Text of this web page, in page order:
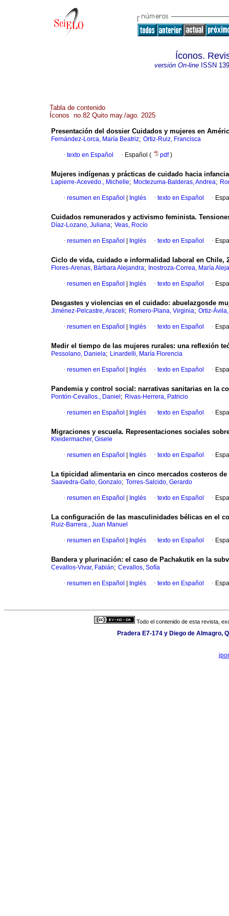
Íconos.
versión On-lineISSN
Tabla de contenido
Íconos no.82 Quito may./ago. 2025
Presentación del dossier Cuidados y mujeres en
Fernández-Lorca, María Beatriz; Ortiz-Ruiz, Francisca
· texto en Español · Español ( pdf)
Mujeres indígenas y prácticas de cuidado hacia
Lapierre-Acevedo., Michelle; Moctezuma-Balderas, Andrea;
· resumen en Español Inglés · texto en Español ·
Cuidados remunerados y activismo feminista.
Díaz-Lozano, Juliana; Veas, Rocío
· resumen en Español Inglés · texto en Español ·
Ciclo de vida, cuidado e informalidad laboral en Chile,
Flores-Arenas, Bárbara Alejandra; Inostroza-Correa, María
· resumen en Español Inglés · texto en Español ·
Desgastes y violencias en el cuidado: abuelazgosde
Jiménez-Pelcastre, Araceli; Romero-Plana, Virginia; Ortiz-
· resumen en Español Inglés · texto en Español ·
Medir el tiempo de las mujeres rurales: una reflexión
Pessolano, Daniela; Linardelli, María Florencia
· resumen en Español Inglés · texto en Español ·
Pandemia y control social: narrativas sanitarias en la
Pontón-Cevallos., Daniel ; Rivas-Herrera, Patricio
· resumen en Español Inglés · texto en Español ·
Migraciones y escuela. Representaciones sociales
Kleidermacher, Gisele
· resumen en Español Inglés · texto en Español ·
La tipicidad alimentaria en cinco mercados costeros
Saavedra-Gallo, Gonzalo; Torres-Salcido, Gerardo
· resumen en Español Inglés · texto en Español ·
La configuración de las masculinidades bélicas en el
Ruiz-Barrera., Juan Manuel
· resumen en Español Inglés · texto en Español ·
Bandera y plurinación: el caso de Pachakutik en la
Cevallos-Vivar, Fabián; Cevallos, Sofía
· resumen en Español Inglés · texto en Español ·
Todo el contenido de esta revista,
Pradera E7-174 y Diego de Almagro,